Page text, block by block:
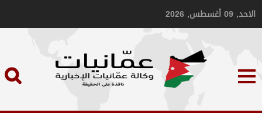
الاحد, 09 أغسطس, 2026